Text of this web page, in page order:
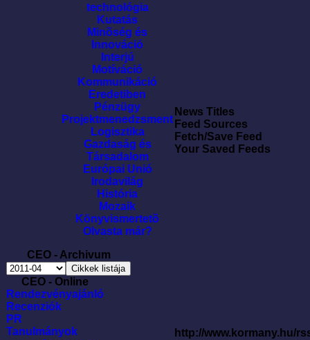
technológia
Kutatás
Minõség és
Innováció
Interjú
Motíváció
Kommunikáció
Eredetiben
Pénzügy
Projektmenedzsment
Logisztika
Gazdaság és
Társadalom
Európai Unió
Irodavilág
História
Mozaik
Könyvismertetõ
Olvasta már?
CEO - Archivum
CEO - Online
Rendezvényajánló
Recenziók
PR
Tanulmányok
News Titles
Feed Sources
Fetch/Save Feed
Your Saved Feeds
http://www.kormany.hu/